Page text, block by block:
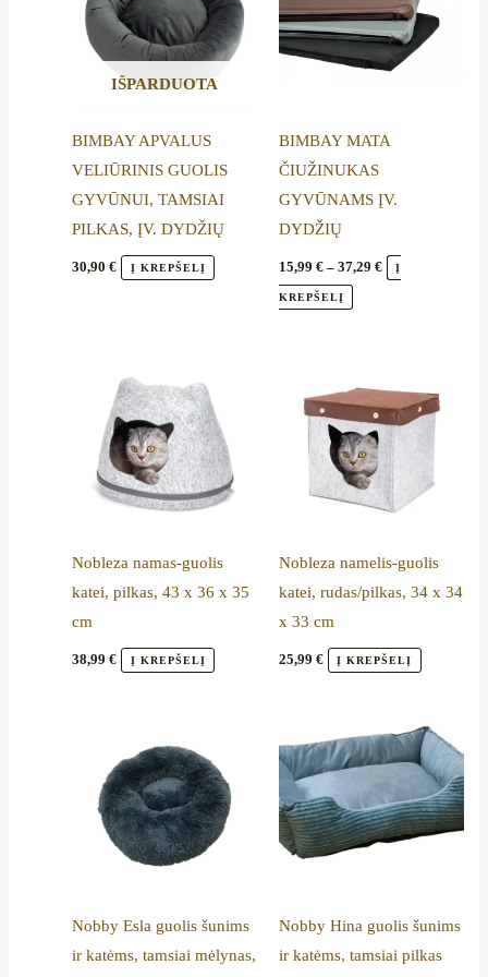
IŠPARDUOTA
BIMBAY APVALUS
VELIŪRINIS GUOLIS
GYVŪNUI, TAMSIAI
PILKAS, ĮV. DYDŽIŲ
30,90€ Į KREPŠELĮ
multiple
variants.
The
be
chosen
on
BIMBAY MATA
ČIUŽINUKAS
GYVŪNAMS ĮV.
DYDŽIŲ
15,99 € – 37,29 €
37,29 €
Į
KREPŠELĮ
multiple
variants.
may
be
chosen
the
Nobleza namas-guolis
katei, pilkas, 43 x 36 x 35
cm
38,99€ Į KREPŠELĮ
Nobleza namelis-guolis
katei, rudas/pilkas, 34 x 34
x 33 cm
25,99 € Į KREPŠELĮ
Nobby Esla guolis šunims
ir katėms, tamsiai mėlynas,
Nobby Hina guolis šunims
ir katėms, tamsiai pilkas
range:
24,99 €
through
34,99 €
product
multiple
variants.
may
be